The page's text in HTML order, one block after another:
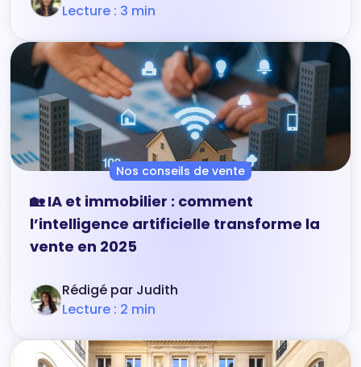
Lecture : 3 min
Nos conseils de vente
🏡 IA et immobilier : comment
l’intelligence artificielle transforme la
vente en 2025
Rédigé par Judith
Lecture : 2 min